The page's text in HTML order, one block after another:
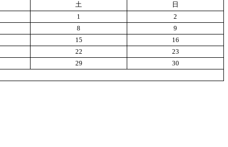
土
日
1
2
8
9
15
16
22
23
29
30